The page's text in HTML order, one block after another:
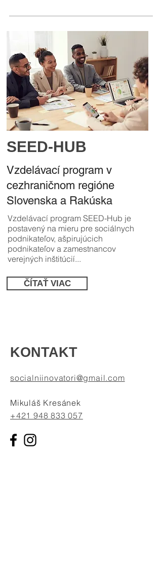
SEED-HUB
Vzdelávací program v
cezhraničnom regióne
Slovenska a Rakúska
Vzdelávací program SEED-Hub je
postavený na mieru pre sociálnych
podnikateľov, ašpirujúcich
podnikateľov a zamestnancov
verejných inštitúcií...
ČÍTAŤ VIAC
KONTAKT
socialniinovatori@gmail.com
Mikuláš Kresánek
+421 948 833 057